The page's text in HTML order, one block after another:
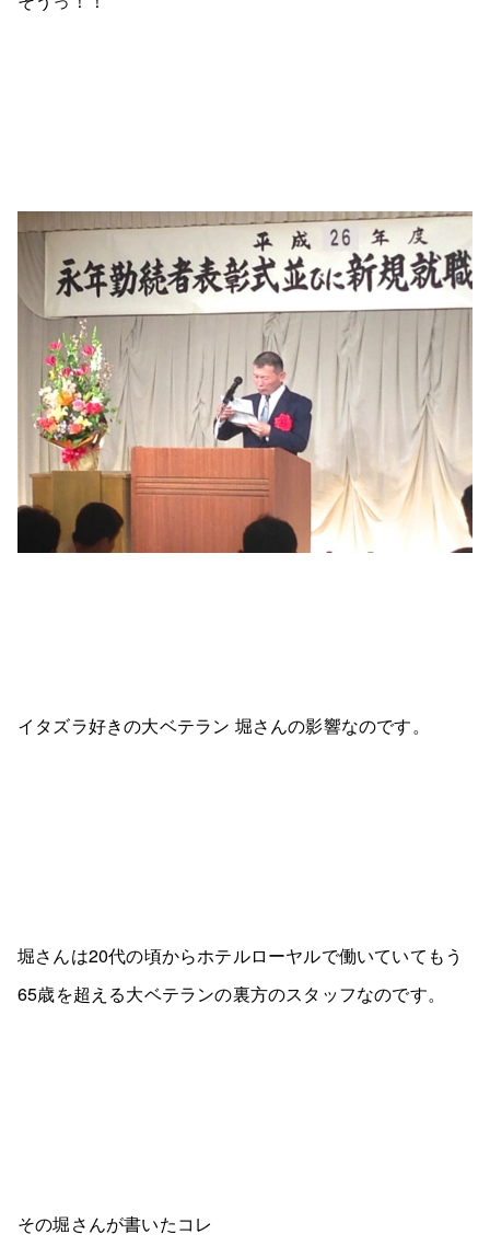
イタズラ好きの大ベテラン 堀さんの影響なのです。
堀さんは20代の頃からホテルローヤルで働いていてもう
65歳を超える大ベテランの裏方のスタッフなのです。
その堀さんが書いたコレ